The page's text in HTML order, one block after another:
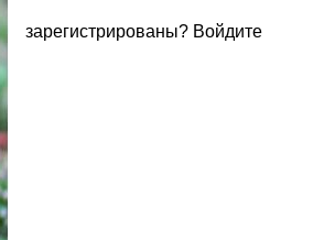
зарегистрированы? Войдите